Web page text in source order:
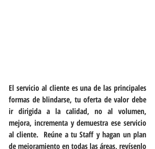
El servicio al cliente es una de las principales
formas de blindarse, tu oferta de valor debe
ir dirigida a la calidad, no al volumen,
mejora, incrementa y demuestra ese servicio
al cliente.  Reúne a tu Staff y hagan un plan
de mejoramiento en todas las áreas, revísenlo